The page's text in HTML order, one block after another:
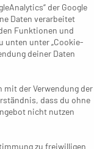
der Google
Daten verarbeitet
Funktionen und
unten unter „Cookie-
deiner Daten
mit der Verwendung der
dass du ohne
nicht nutzen
zu freiwilligen